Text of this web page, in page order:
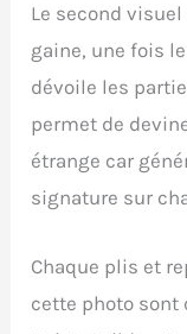
Le second
gaine, une fois
dévoile les
permet de
étrange car
signature sur
Chaque plis et
cette photo sont